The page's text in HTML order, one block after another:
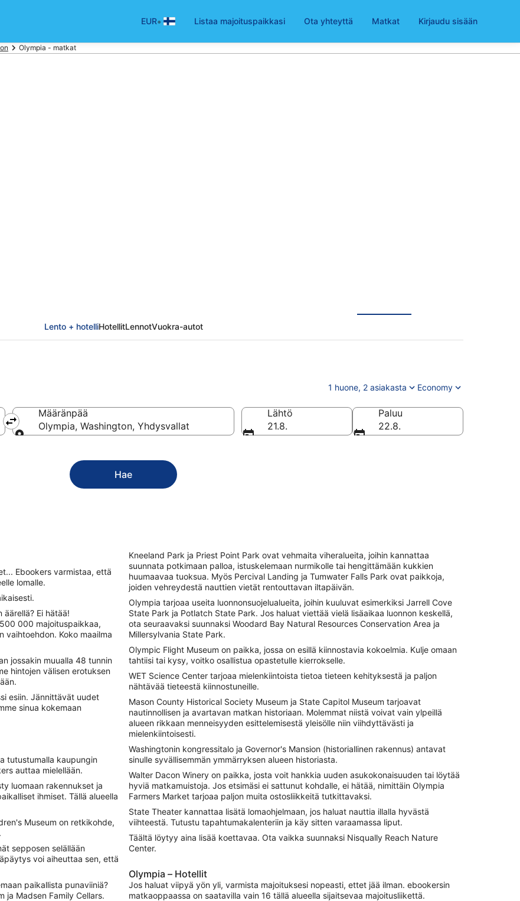
EUR• Listaa majoituspaikkasi Ota yhteyttä Matkat Kirjaudu sisään
Olympia - matkat
Lento + hotelliHotellitLennotVuokra-autot
1 huone, 2 asiakasta Economy
Määränpää
Olympia, Washington, Yhdysvallat
Lähtö
21.8.
Paluu
22.8.
Hae
Ebookers varmistaa, että
lomalle.
Ei hätää!
000 majoituspaikkaa,
vaihtoehdon. Koko maailma
jossakin muualla 48 tunnin
hintojen välisen erotuksen
esiin. Jännittävät uudet
sinua kokemaan
tutustumalla kaupungin
auttaa mielellään.
luomaan rakennukset ja
ihmiset. Tällä alueella
Museum on retkikohde,
sepposen selällään
voi aiheuttaa sen, että
paikallista punaviiniä?
ja Madsen Family Cellars.
Kneeland Park ja Priest Point Park ovat vehmaita viheralueita, joihin kannattaa
suunnata potkimaan palloa, istuskelemaan nurmikolle tai hengittämään kukkien
huumaavaa tuoksua. Myös Percival Landing ja Tumwater Falls Park ovat paikkoja,
joiden vehreydestä nauttien vietät rentouttavan iltapäivän.
Olympia tarjoaa useita luonnonsuojelualueita, joihin kuuluvat esimerkiksi Jarrell Cove
State Park ja Potlatch State Park. Jos haluat viettää vielä lisäaikaa luonnon keskellä,
ota seuraavaksi suunnaksi Woodard Bay Natural Resources Conservation Area ja
Millersylvania State Park.
Olympic Flight Museum on paikka, jossa on esillä kiinnostavia kokoelmia. Kulje omaan
tahtiisi tai kysy, voitko osallistua opastetulle kierrokselle.
WET Science Center tarjoaa mielenkiintoista tietoa tieteen kehityksestä ja paljon
nähtävää tieteestä kiinnostuneille.
Mason County Historical Society Museum ja State Capitol Museum tarjoavat
nautinnollisen ja avartavan matkan historiaan. Molemmat niistä voivat vain ylpeillä
alueen rikkaan menneisyyden esittelemisestä yleisölle niin viihdyttävästi ja
mielenkiintoisesti.
Washingtonin kongressitalo ja Governor's Mansion (historiallinen rakennus) antavat
sinulle syvällisemmän ymmärryksen alueen historiasta.
Walter Dacon Winery on paikka, josta voit hankkia uuden asukokonaisuuden tai löytää
hyviä matkamuistoja. Jos etsimäsi ei sattunut kohdalle, ei hätää, nimittäin Olympia
Farmers Market tarjoaa paljon muita ostosliikkeitä tutkittavaksi.
State Theater kannattaa lisätä lomaohjelmaan, jos haluat nauttia illalla hyvästä
viihteestä. Tutustu tapahtumakalenteriin ja käy sitten varaamassa liput.
Täältä löytyy aina lisää koettavaa. Ota vaikka suunnaksi Nisqually Reach Nature
Center.
Olympia – Hotellit
Jos haluat viipyä yön yli, varmista majoituksesi nopeasti, ettet jää ilman. ebookersin
matkaoppaassa on saatavilla vain 16 tällä alueella sijaitsevaa majoitusliikettä.